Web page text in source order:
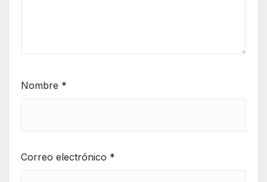
Nombre *
Correo electrónico *